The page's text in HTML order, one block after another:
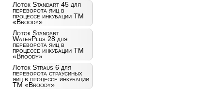
Лоток Standart 45 для
переворота яиц в
процессе инкубации ТМ
«Broody»
Лоток Standart
WaterPlus 28 для
переворота яиц в
процессе инкубации ТМ
«Broody»
Лоток Straus 6 для
переворота страусиных
яиц в процессе инкубации
ТМ «Broody»